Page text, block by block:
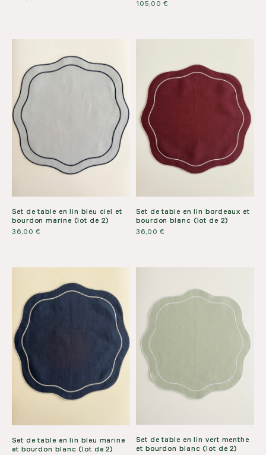
105,00€
Set de table en lin bleu ciel et
bourdon marine (lot de 2)
36,00€
Set de table en lin bordeaux et
bourdon blanc (lot de 2)
36,00€
Set de table en lin bleu marine
et bourdon blanc (lot de 2)
Set de table en lin vert menthe
et bourdon blanc (lot de 2)